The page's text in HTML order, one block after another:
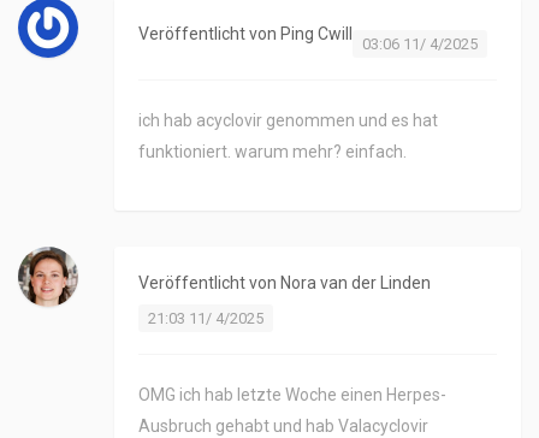
Veröffentlicht von Ping Cwill
03:06 11/ 4/2025
ich hab acyclovir genommen und es hat
funktioniert. warum mehr? einfach.
Veröffentlicht von Nora van der Linden
21:03 11/ 4/2025
OMG ich hab letzte Woche einen Herpes-
Ausbruch gehabt und hab Valacyclovir